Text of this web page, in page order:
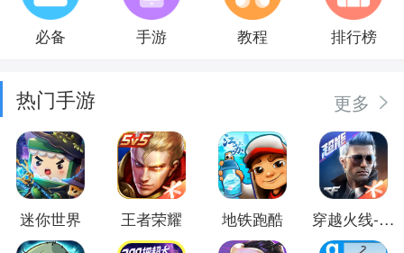
必备 手游 教程 排行榜
热门手游 更多
迷你世界 王者荣耀 地铁跑酷 穿越火线-枪战王者